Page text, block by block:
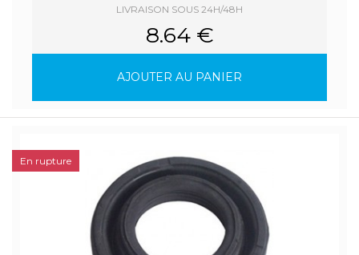
LIVRAISON SOUS 24H/48H
8.64 €
AJOUTER AU PANIER
En rupture